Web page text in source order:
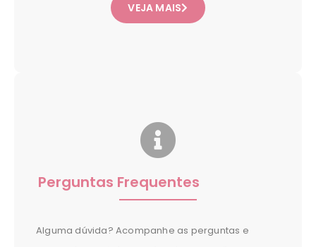
VEJA MAIS
Perguntas Frequentes
Alguma dúvida? Acompanhe as perguntas e